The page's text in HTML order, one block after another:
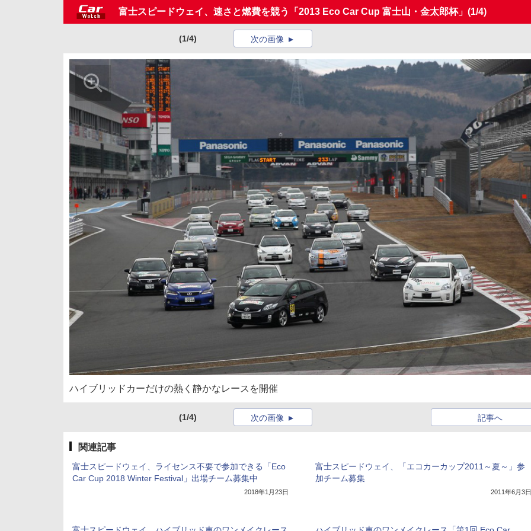
富士スピードウェイ、速さと燃費を競う「2013 Eco Car Cup 富士山・金太郎杯」 (1/4)
(1/4) 次の画像
ハイブリッドカーだけの熱く静かなレースを開催
(1/4) 記事へ
次の画像
関連記事
富士スピードウェイ、ライセンス不要で参加できる「Eco
Car Cup 2018 Winter Festival」出場チーム募集中
2018年1月23日
富士スピードウェイ、「エコカーカップ2011～夏～」参
加チーム募集
2011年6月3日